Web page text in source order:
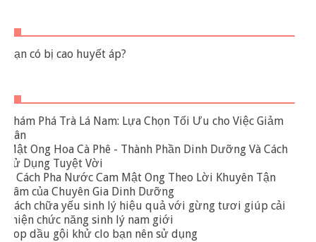
Bạn có bị cao huyết áp?
Khám Phá Trà Lá Nam: Lựa Chọn Tối Ưu cho Việc Giảm
Cân
Mật Ong Hoa Cà Phê - Thành Phần Dinh Dưỡng Và Cách
Sử Dụng Tuyệt Vời
3 Cách Pha Nước Cam Mật Ong Theo Lời Khuyên Tận
Tâm của Chuyên Gia Dinh Dưỡng
Cách chữa yếu sinh lý hiệu quả với gừng tươi giúp cải
thiện chức năng sinh lý nam giới
Top dầu gội khử clo bạn nên sử dụng